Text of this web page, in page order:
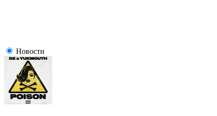
Новости